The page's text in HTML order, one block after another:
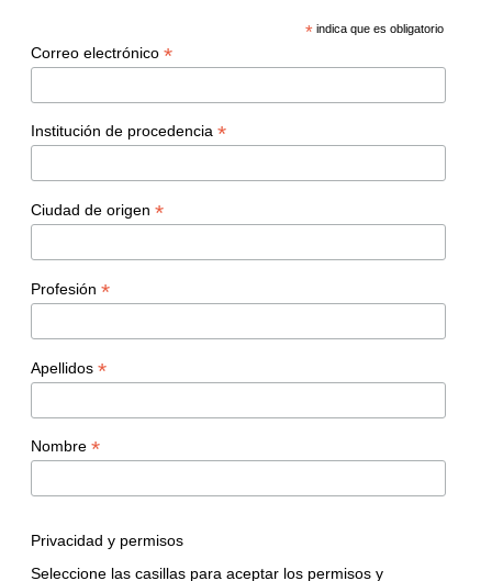
* indica que es obligatorio
Correo electrónico *
Institución de procedencia *
Ciudad de origen *
Profesión *
Apellidos *
Nombre *
Privacidad y permisos
Seleccione las casillas para aceptar los permisos y